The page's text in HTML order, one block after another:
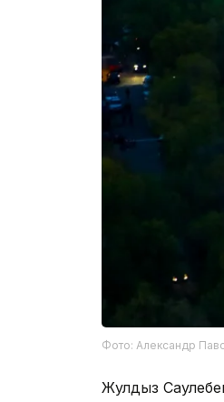
Фото: Александр
Жулдыз